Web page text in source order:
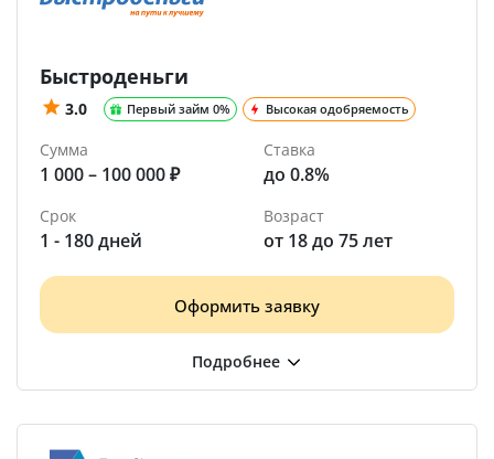
Быстроденьги
3.0 Первый займ 0% Высокая одобряемость
Сумма
1 000 – 100 000 ₽
Ставка
до 0.8%
Срок
1 - 180 дней
Возраст
от 18 до 75 лет
Оформить заявку